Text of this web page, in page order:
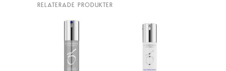
RELATERADE PRODUKTER